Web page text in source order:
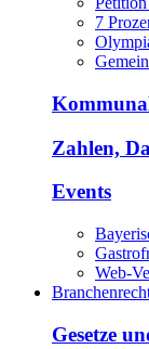
7
Zahlen,
Events
Web-
Gesetze